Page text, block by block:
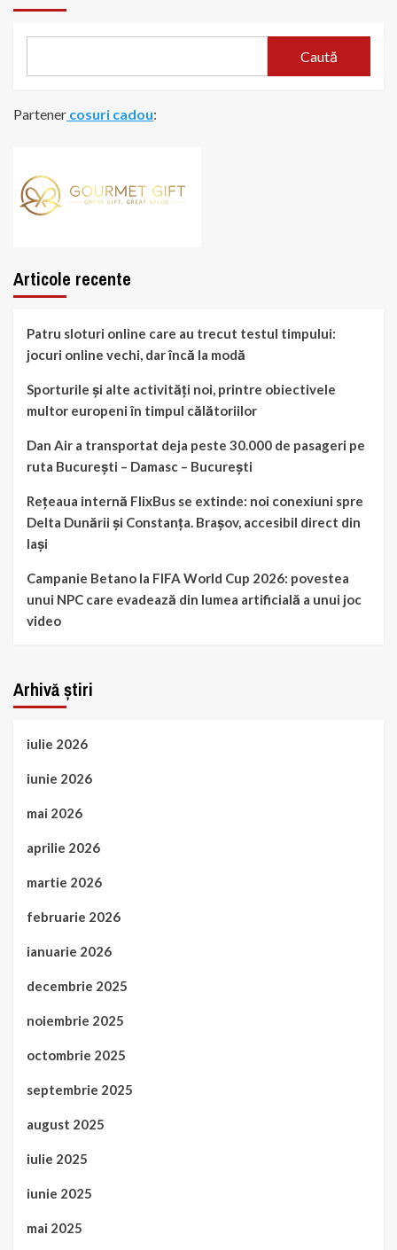
Caută
Partener cosuri cadou:
Articole recente
Patru sloturi online care au trecut testul timpului:
jocuri online vechi, dar încă la modă
Sporturile și alte activități noi, printre obiectivele
multor europeni în timpul călătoriilor
Dan Air a transportat deja peste 30.000 de pasageri pe
ruta București – Damasc – București
Rețeaua internă FlixBus se extinde: noi conexiuni spre
Delta Dunării și Constanța. Brașov, accesibil direct din
Iași
Campanie Betano la FIFA World Cup 2026: povestea
unui NPC care evadează din lumea artificială a unui joc
video
Arhivă știri
iulie 2026
iunie 2026
mai 2026
aprilie 2026
martie 2026
februarie 2026
ianuarie 2026
decembrie 2025
noiembrie 2025
octombrie 2025
septembrie 2025
august 2025
iulie 2025
iunie 2025
mai 2025